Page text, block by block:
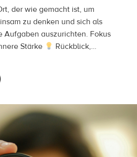
der wie gemacht ist, um
zu denken und sich als
Aufgaben auszurichten. Fokus
Stärke
Rückblick,…